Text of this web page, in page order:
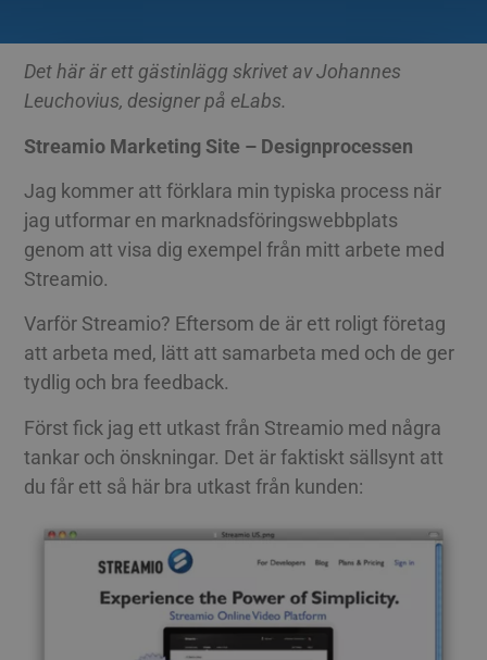
Det här är ett gästinlägg skrivet av Johannes
Leuchovius, designer på eLabs.
Streamio Marketing Site – Designprocessen
Jag kommer att förklara min typiska process när
jag utformar en marknadsföringswebbplats
genom att visa dig exempel från mitt arbete med
Streamio.
Varför Streamio? Eftersom de är ett roligt företag
att arbeta med, lätt att samarbeta med och de ger
tydlig och bra feedback.
Först fick jag ett utkast från Streamio med några
tankar och önskningar. Det är faktiskt sällsynt att
du får ett så här bra utkast från kunden: